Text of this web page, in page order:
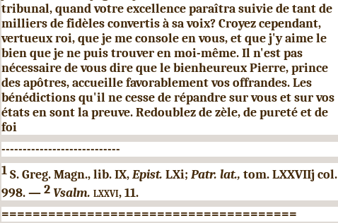
tribunal, quand votre excellence paraîtra suivie de tant de
milliers de fidèles convertis à sa voix? Croyez cependant,
vertueux roi, que je me console en vous, et que j'y aime le
bien que je ne puis trouver en moi-même. Il n'est pas
nécessaire de vous dire que le bienheureux Pierre, prince
des apôtres, accueille favorablement vos offrandes. Les
bénédictions qu'il ne cesse de répandre sur vous et sur vos
états en sont la preuve. Redoublez de zèle, de pureté et de
foi
----------------------------
1 S. Greg. Magn., lib.IX,Epist. LXi; Patr. lat., tom. LXXVIIj col.
998. —2 Vsalm. lxxvi,11.
======================================